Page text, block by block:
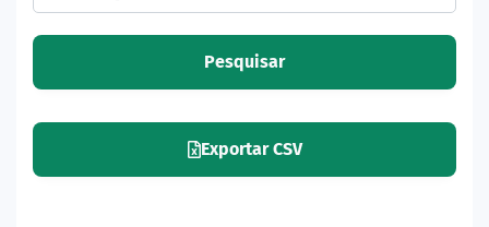
Pesquisar
Exportar CSV